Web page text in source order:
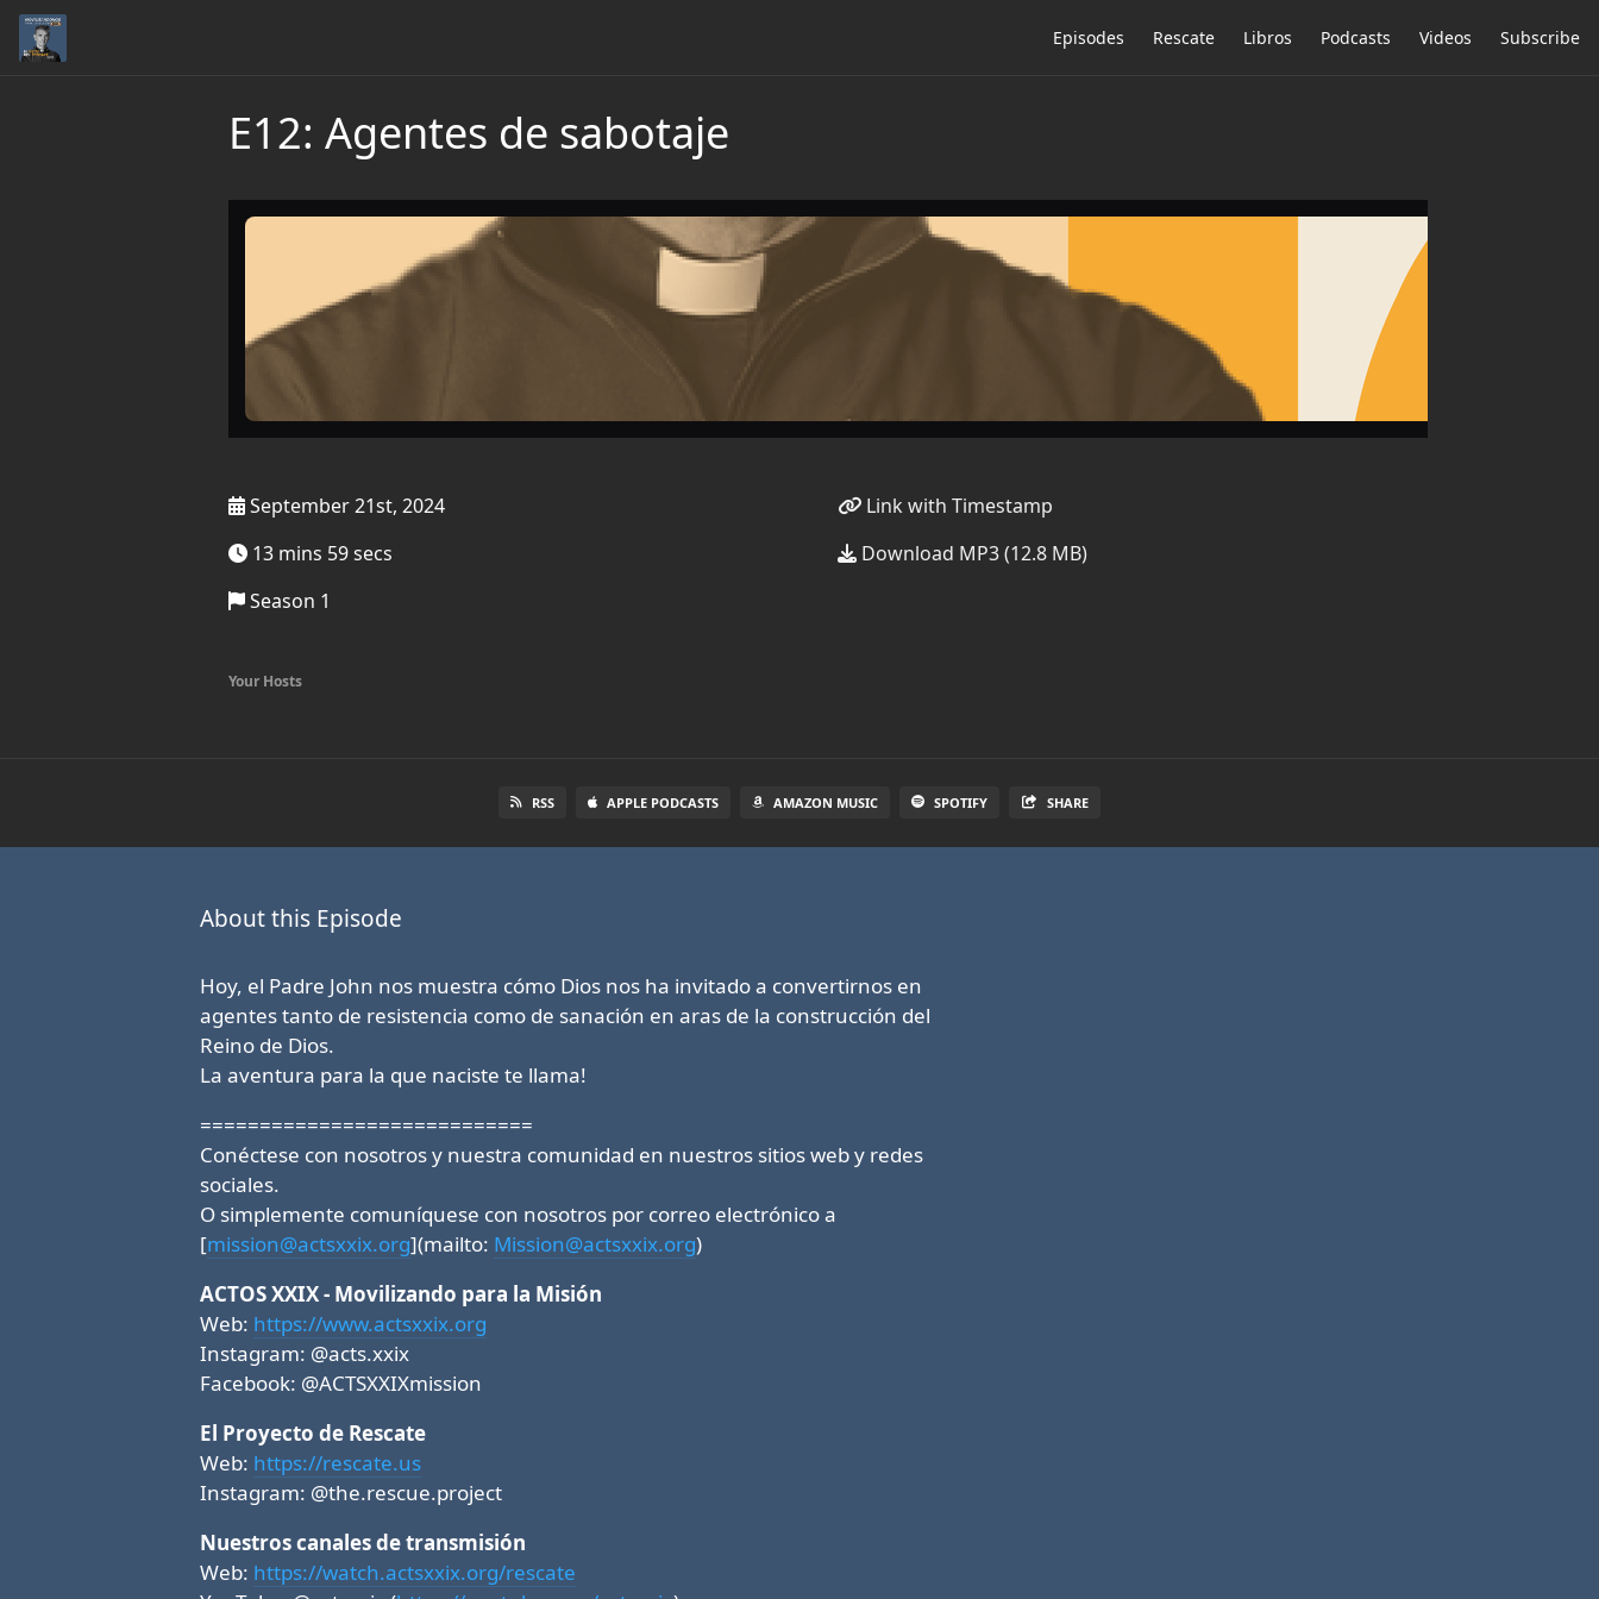
Episodes Rescate Libros Podcasts Videos Subscribe
E12: Agentes de sabotaje
September 21st, 2024
13 mins 59 secs
Season 1
Link with Timestamp
Download MP3 (12.8 MB)
Your Hosts
RSS APPLE PODCASTS AMAZON MUSIC SPOTIFY SHARE
About this Episode
Hoy, el Padre John nos muestra cómo Dios nos ha invitado a convertirnos en
agentes tanto de resistencia como de sanación en aras de la construcción del
Reino de Dios.
La aventura para la que naciste te llama!
============================
Conéctese con nosotros y nuestra comunidad en nuestros sitios web y redes
sociales.
O simplemente comuníquese con nosotros por correo electrónico a
[mission@actsxxix.org](mailto: Mission@actsxxix.org)
ACTOS XXIX - Movilizando para la Misión
Web: https://www.actsxxix.org
Instagram: @acts.xxix
Facebook: @ACTSXXIXmission
El Proyecto de Rescate
Web: https://rescate.us
Instagram: @the.rescue.project
Nuestros canales de transmisión
Web: https://watch.actsxxix.org/rescate